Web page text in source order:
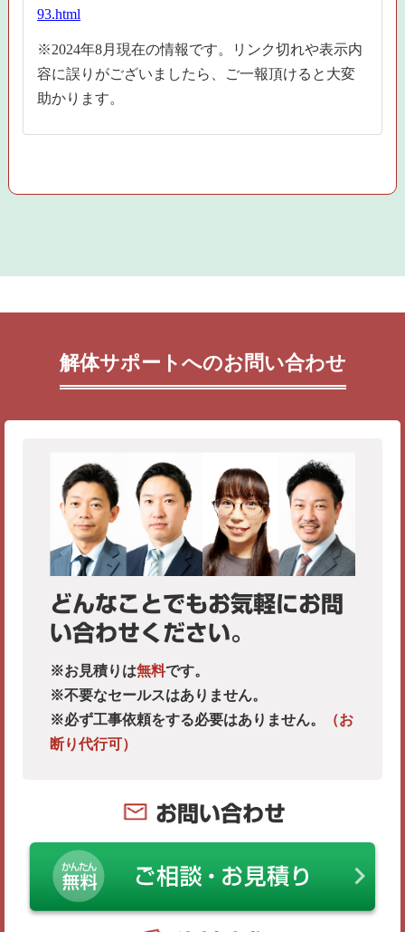
93.html
※2024年8月現在の情報です。リンク切れや表示内
容に誤りがございましたら、ご一報頂けると大変
助かります。
解体サポートへのお問い合わせ
どんなことでもお気軽にお問
い合わせください。
※お見積りは無料です。
※不要なセールスはありません。
※必ず工事依頼をする必要はありません。
（お
断り代行可）
お問い合わせ